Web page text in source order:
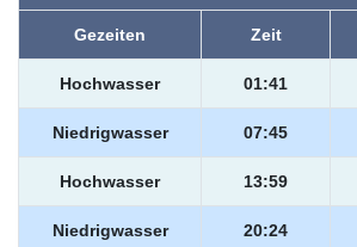
Gezeiten Zeit
Hochwasser 01:41
Niedrigwasser 07:45
Hochwasser 13:59
Niedrigwasser 20:24